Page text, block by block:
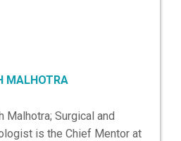
MALHOTRA
Malhotra; Surgical and
is the Chief Mentor at